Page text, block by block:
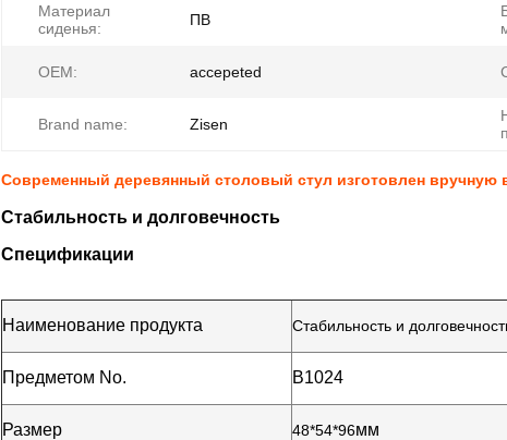
Материал
сиденья:
ПВ
OEM: accepeted
Brand name: Zisen
Современный деревянный столовый стул изготовлен вручную
Стабильность и долговечность
Спецификации
Наименование продукта Стабильность и
Предметом No. B1024
Размер 48*54*96мм